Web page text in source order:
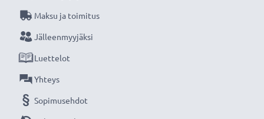
Kapasiteetti : 2200mAh
Teknologia : Litiumionit
Mitat: 55,2 x 45,2 x 31,6mm
Väri: Musta
Maksu ja toimitus
Jälleenmyyjäksi
Luettelot
Yhteys
Sopimusehdot